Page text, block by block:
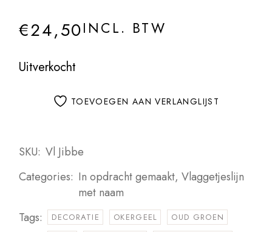
€24,50INCL. BTW
Uitverkocht
TOEVOEGEN AAN VERLANGLIJST
SKU: Vl Jibbe
Categories: In opdracht gemaakt,Vlaggetjeslijn
met naam
Tags:
DECORATIE OKERGEEL
OUD GROEN